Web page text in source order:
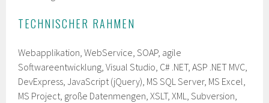
TECHNISCHER RAHMEN
Webapplikation, WebService, SOAP, agile
Softwareentwicklung, Visual Studio, C# .NET, ASP .NET MVC,
DevExpress, JavaScript (jQuery), MS SQL Server, MS Excel,
MS Project, große Datenmengen, XSLT, XML, Subversion,